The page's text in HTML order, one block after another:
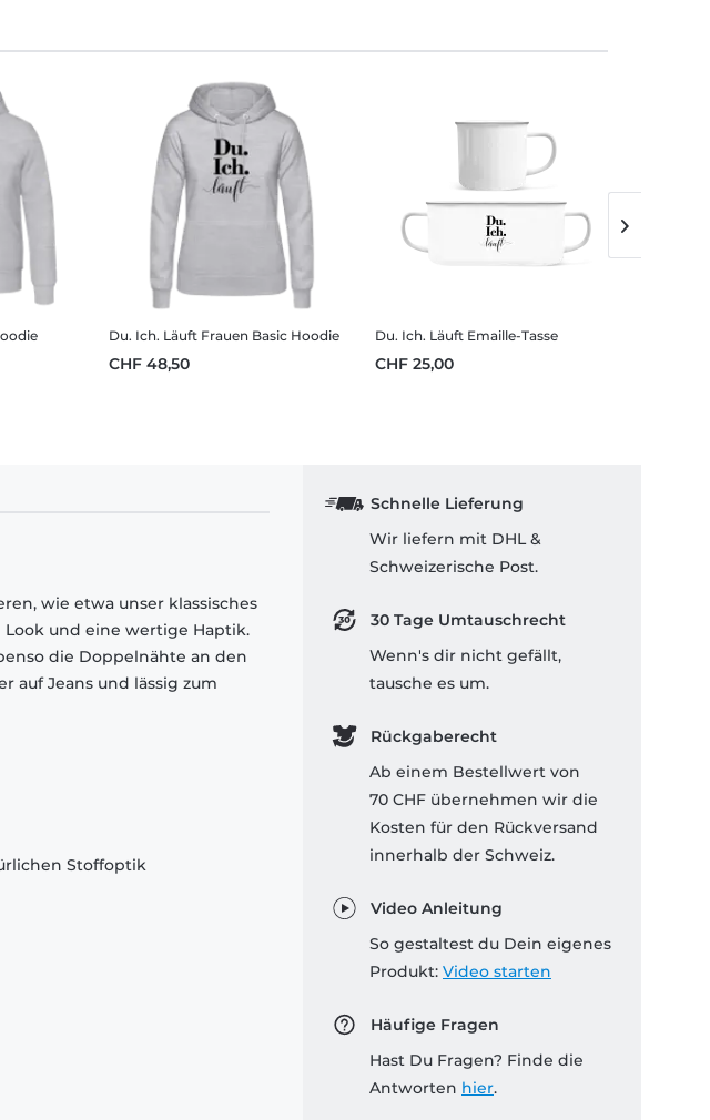
Du. Ich. Läuft Frauen Basic Hoodie
CHF 48,50
Du. Ich. Läuft Emaille-Tasse
CHF 25,00
wie etwa unser klassisches
und eine wertige Haptik.
die Doppelnähte an den
auf Jeans und lässig zum
Stoffoptik
Schnelle Lieferung
Wir liefern mit DHL &
Schweizerische Post.
30 Tage Umtauschrecht
Wenn's dir nicht gefällt,
tausche es um.
Rückgaberecht
Ab einem Bestellwert von
70 CHF übernehmen wir die
Kosten für den Rückversand
innerhalb der Schweiz.
Video Anleitung
So gestaltest du Dein eigenes
Produkt: Video starten
Häufige Fragen
Hast Du Fragen? Finde die
Antworten hier.